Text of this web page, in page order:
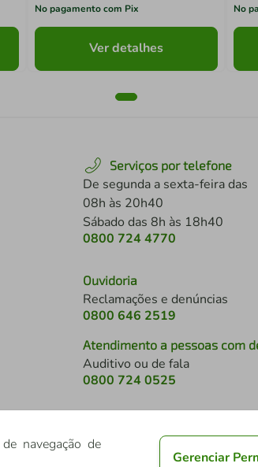
No pagamento com Pix
Ver detalhes
No
Serviços por telefone
De segunda a sexta-feira das
08h às 20h40
Sábado das 8h às 18h40
0800 724 4770
Ouvidoria
Reclamações e denúncias
0800 646 2519
Atendimento a pessoas com
Auditivo ou de fala
0800 724 0525
navegação de
Gerenciar